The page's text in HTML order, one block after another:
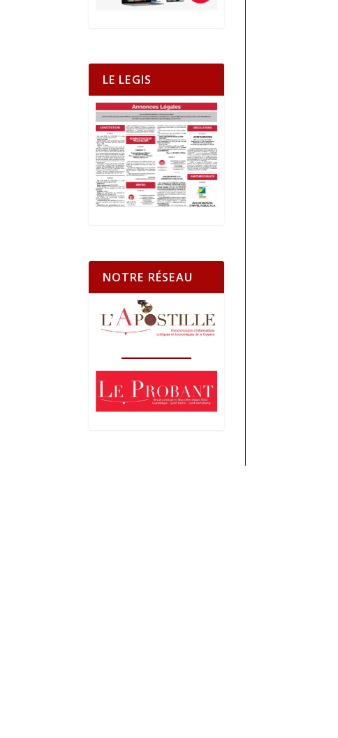
LE LEGIS
NOTRE RÉSEAU